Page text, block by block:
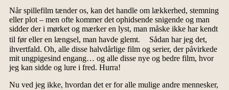
Når spillefilm tænder os, kan det handle om lækkerhed, stemning
eller plot – men ofte kommer det ophidsende snigende og man
sidder der i mørket og mærker en lyst, man måske ikke har kendt
til før eller en længsel, man havde glemt. Sådan har jeg det,
ihvertfald. Oh, alle disse halvdårlige film og serier, der påvirkede
mit ungpigesind engang… og alle disse nye og bedre film, hvor
jeg kan sidde og lure i fred. Hurra!
Nu ved jeg ikke, hvordan det er for alle mulige andre mennesker,